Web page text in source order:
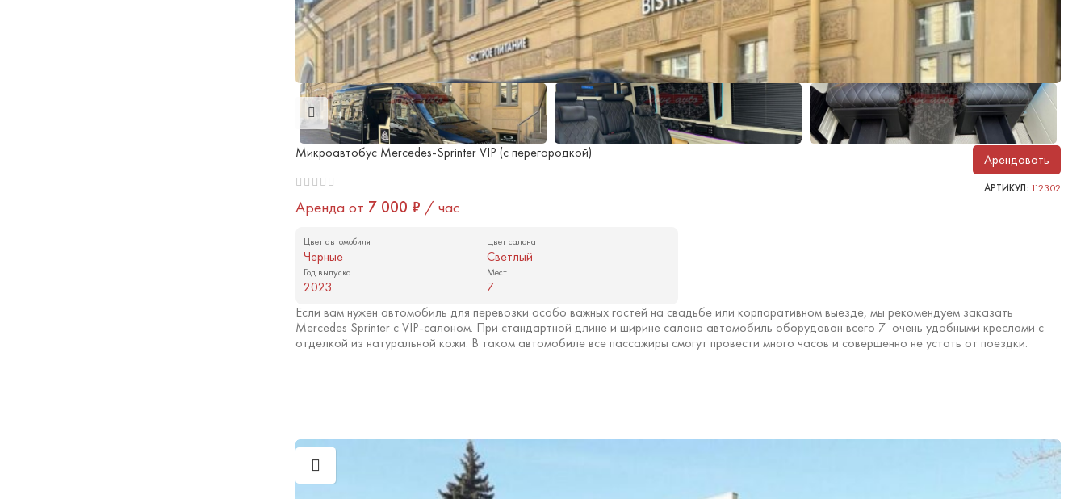
Микроавтобус Mercedes-Sprinter VIP (с перегородкой) Арендовать
АРТИКУЛ: 112302
Аренда от 7 000 ₽ / час
Цвет автомобиля
Черные
Цвет салона
Светлый
Год выпуска
2023
Мест
7
Если вам нужен автомобиль для перевозки особо важных гостей на свадьбе или корпоративном выезде, мы рекомендуем заказать
Mercedes Sprinter с VIP-салоном. При стандартной длине и ширине салона автомобиль оборудован всего 7 очень удобными креслами с
отделкой из натуральной кожи. В таком автомобиле все пассажиры смогут провести много часов и совершенно не устать от поездки.